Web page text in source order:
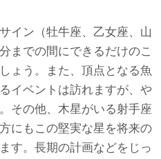
イン（牡牛座、乙女座、山
までの間にできるだけのこ
ょう。また、頂点となる魚
イベントは訪れますが、や
その他、木星がいる射手座
にもこの堅実な星を将来の
す。長期の計画などをじっ